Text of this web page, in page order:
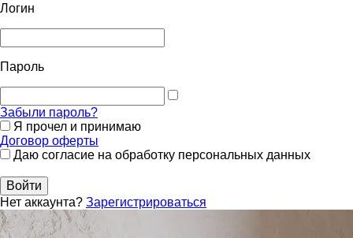
Логин
Пароль
Забыли пароль?
Я прочел и принимаю
Договор оферты
Даю согласие на обработку персональных данных
Войти
Нет аккаунта? Зарегистрироваться